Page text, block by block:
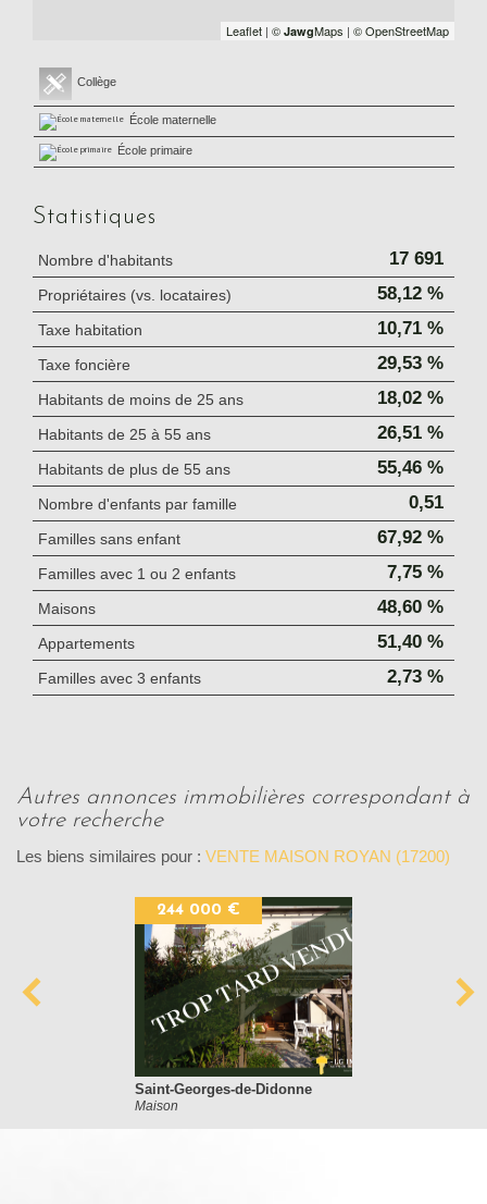
Leaflet | © JawgMaps | © OpenStreetMap
Collège
École maternelle
École primaire
Statistiques
Nombre d'habitants 17 691
Propriétaires (vs. locataires) 58,12 %
Taxe habitation 10,71 %
Taxe foncière 29,53 %
Habitants de moins de 25 ans 18,02 %
Habitants de 25 à 55 ans 26,51 %
Habitants de plus de 55 ans 55,46 %
Nombre d'enfants par famille 0,51
Familles sans enfant 67,92 %
Familles avec 1 ou 2 enfants 7,75 %
Maisons 48,60 %
Appartements 51,40 %
Familles avec 3 enfants 2,73 %
autres annonces immobilières correspondant à
votre recherche
Les biens similaires pour : VENTE MAISON ROYAN (17200)
244 000 €
Saint-Georges-de-Didonne
Maison